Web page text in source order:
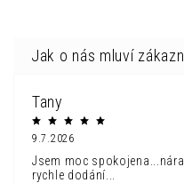
Tany
9.7.2026
Jsem moc
rychle dodání...